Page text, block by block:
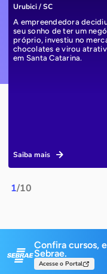
1/10
Urubici / SC
A empreendedora
seu sonho de ter um
próprio, investiu no
chocolates e virou
em Santa Catarina.
Saiba mais
Confira cursos,
Sebrae.
Acesse o Portal